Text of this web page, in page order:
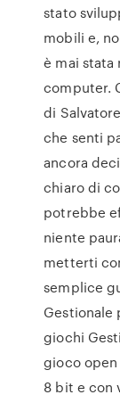
stato
mobili e,
è mai stata
computer.
di
che senti
ancora
chiaro di
potrebbe
niente
metterti
semplice
Gestionale
giochi
gioco
8 bit e con